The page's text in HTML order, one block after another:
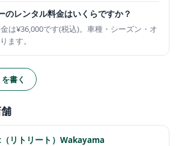
のレンタル料金はいくらですか？
は¥36,000です(税込)。車種・シーズン・オ
ます。
書く
リトリート）Wakayama